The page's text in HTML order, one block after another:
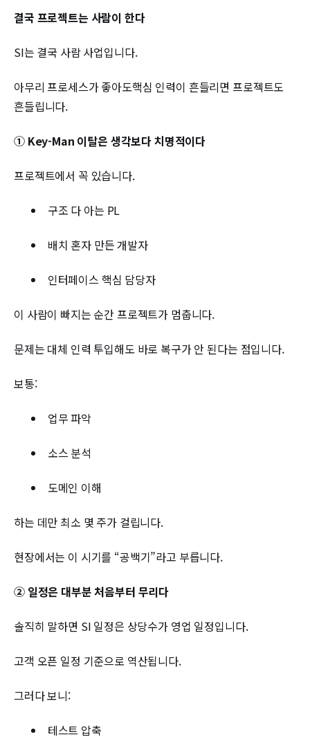
결국 프로젝트는 사람이 한다
SI는 결국 사람 사업입니다.
아무리 프로세스가 좋아도핵심 인력이 흔들리면 프로젝트도
흔들립니다.
① Key-Man 이탈은 생각보다 치명적이다
프로젝트에서 꼭 있습니다.
구조 다 아는 PL
배치 혼자 만든 개발자
인터페이스 핵심 담당자
이 사람이 빠지는 순간 프로젝트가 멈춥니다.
문제는 대체 인력 투입해도 바로 복구가 안 된다는 점입니다.
보통:
업무 파악
소스 분석
도메인 이해
하는 데만 최소 몇 주가 걸립니다.
현장에서는 이 시기를 “공백기”라고 부릅니다.
② 일정은 대부분 처음부터 무리다
솔직히 말하면 SI 일정은 상당수가 영업 일정입니다.
고객 오픈 일정 기준으로 역산됩니다.
그러다 보니:
테스트 압축